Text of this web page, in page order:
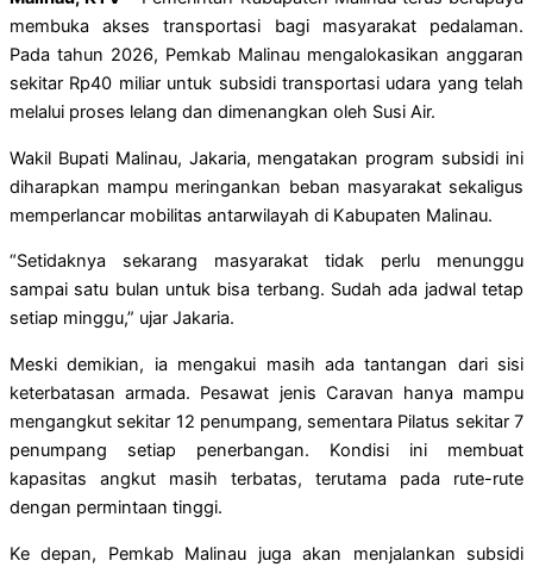
membuka akses transportasi bagi masyarakat pedalaman.
Pada tahun 2026, Pemkab Malinau mengalokasikan anggaran
sekitar Rp40 miliar untuk subsidi transportasi udara yang telah
melalui proses lelang dan dimenangkan oleh Susi Air.
Wakil Bupati Malinau, Jakaria, mengatakan program subsidi ini
diharapkan mampu meringankan beban masyarakat sekaligus
memperlancar mobilitas antarwilayah di Kabupaten Malinau.
“Setidaknya sekarang masyarakat tidak perlu menunggu
sampai satu bulan untuk bisa terbang. Sudah ada jadwal tetap
setiap minggu,” ujar Jakaria.
Meski demikian, ia mengakui masih ada tantangan dari sisi
keterbatasan armada. Pesawat jenis Caravan hanya mampu
mengangkut sekitar 12 penumpang, sementara Pilatus sekitar 7
penumpang setiap penerbangan. Kondisi ini membuat
kapasitas angkut masih terbatas, terutama pada rute-rute
dengan permintaan tinggi.
Ke depan, Pemkab Malinau juga akan menjalankan subsidi